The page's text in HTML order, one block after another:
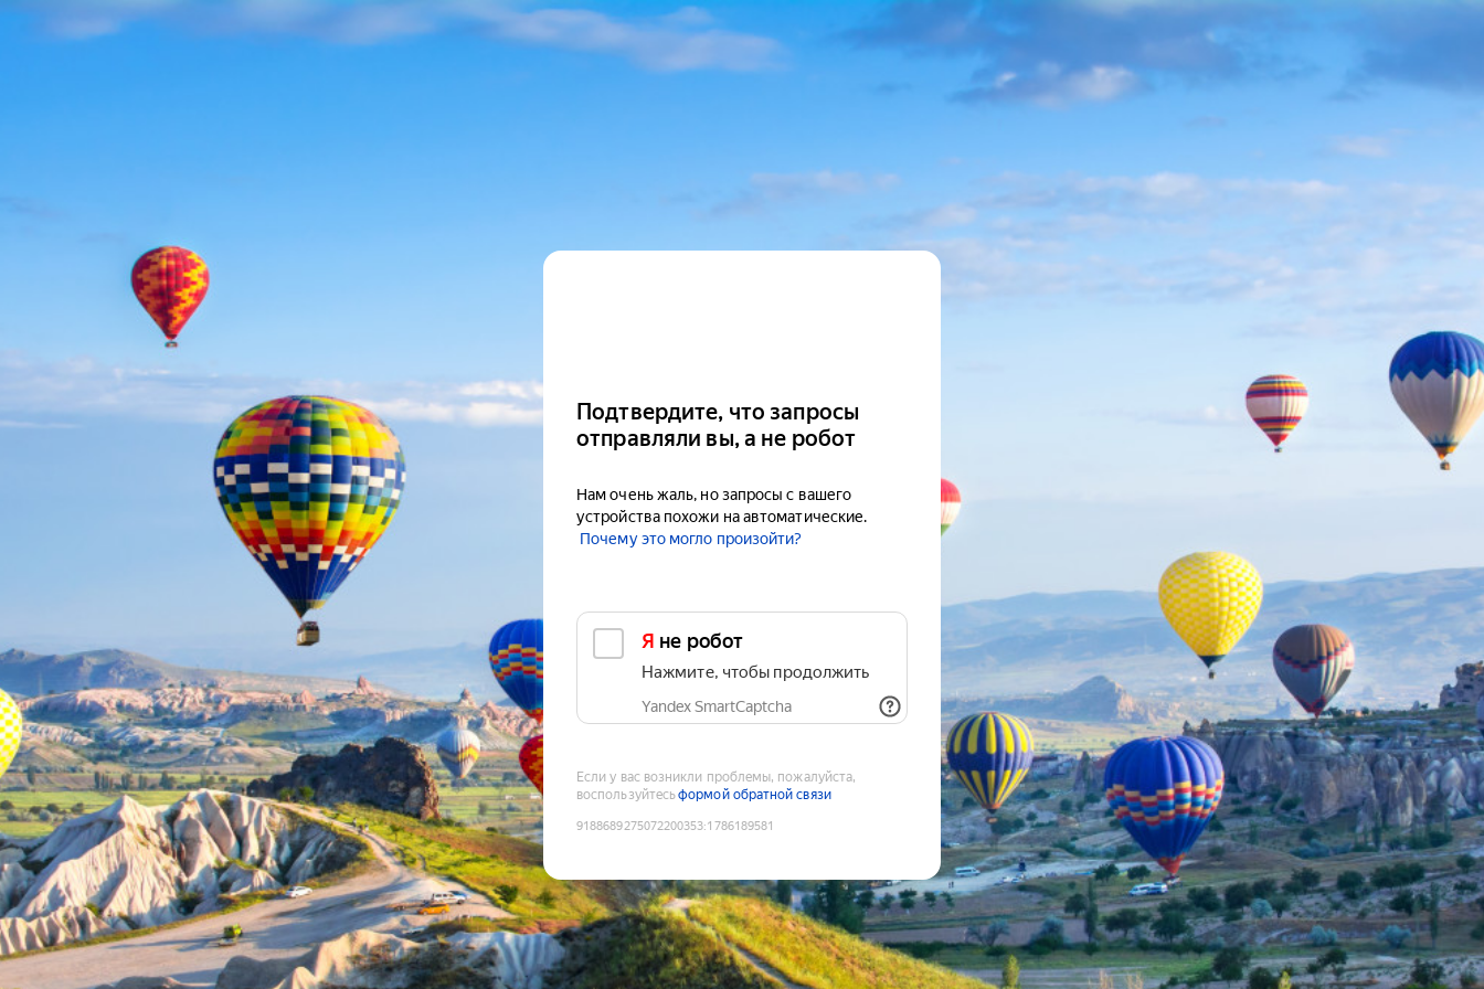
Подтвердите, что запросы
отправляли вы, а не робот
Нам очень жаль, но запросы с вашего
устройства похожи на автоматические.
Почему это могло произойти?
Я не робот
Нажмите, чтобы продолжить
Yandex SmartCaptcha
Если у вас возникли проблемы, пожалуйста,
воспользуйтесьформой обратной связи
9188689275072200353:1786189581